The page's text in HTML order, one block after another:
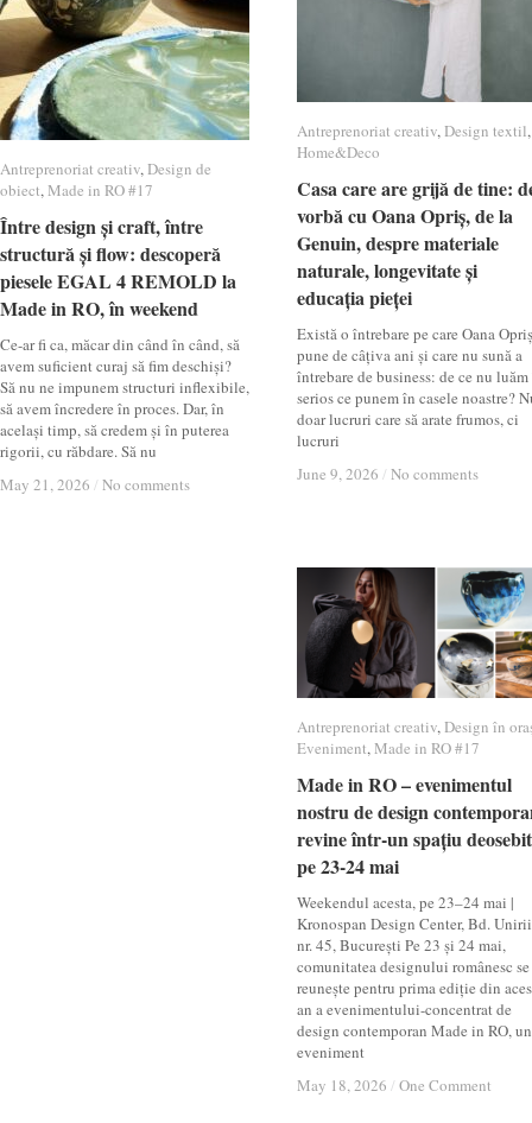
Antreprenoriat creativ,Design textil,
Home&Deco
Casa care are grijă de tine:
vorbă cu Oana Opriș, de la
Genuin, despre materiale
naturale, longevitate și
educația pieței
Există o întrebare pe care Oana
pune de câțiva ani și care nu sună a
întrebare de business: de ce nu
serios ce punem în casele noastre?
doar lucruri care să arate frumos, ci
lucruri
June 9, 2026 / No comments
Antreprenoriat creativ Design textil
Home&Deco
Casa care are grijă de tine:
vorbă cu Oana Opriș, de la
Genuin, despre materiale
naturale, longevitate și
educația pieței
June 9, 2026 / No comments
Antreprenoriat creativ,Design de
obiect,Made in RO #17
Între design și craft, între
structură și flow: descoperă
piesele EGAL 4 REMOLD la
Made in RO, în weekend
Ce-ar fi ca, măcar din când în când, să
avem suficient curaj să fim deschiși?
Să nu ne impunem structuri inflexibile,
să avem încredere în proces. Dar, în
același timp, să credem și în puterea
rigorii, cu răbdare. Să nu
May 21, 2026 / No comments
Antreprenoriat creativ Design de
obiect Made in RO #17
Între design și craft, între
structură și flow: descoperă
piesele EGAL 4 REMOLD la
Made in RO, în weekend
May 21, 2026 / No comments
Antreprenoriat creativ,Design în
Eveniment,Made in RO #17
Made in RO – evenimentul
nostru de design
revine într-un spațiu
pe 23-24 mai
Weekendul acesta, pe 23–24 mai |
Kronospan Design Center, Bd. Unirii
nr. 45, București Pe 23 și 24 mai,
comunitatea designului românesc se
reunește pentru prima ediție din
an a evenimentului-concentrat de
design contemporan Made in RO, un
eveniment
May 18, 2026 / One Comment
Antreprenoriat creativ Design în
Eveniment Made in RO #17
Made in RO – evenimentul
nostru de design
revine într-un spațiu
pe 23-24 mai
May 18, 2026 / One Comment